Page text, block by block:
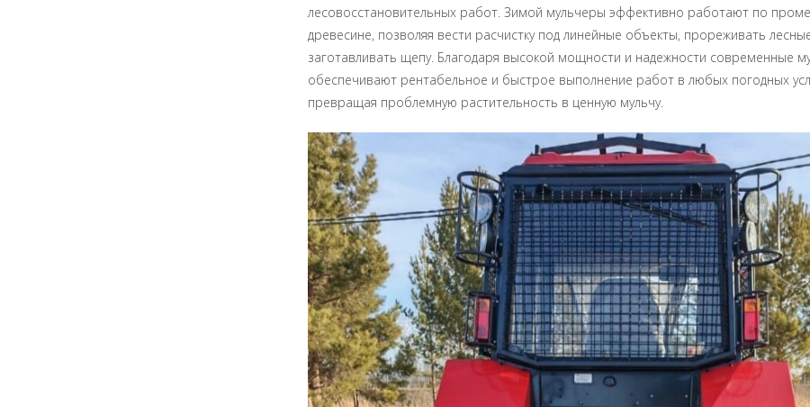
лесовосстановительных работ. Зимой мульчеры эффективно работают по
древесине, позволяя вести расчистку под линейные объекты, прореживать
заготавливать щепу. Благодаря высокой мощности и надежности современные
обеспечивают рентабельное и быстрое выполнение работ в любых погодных
превращая проблемную растительность в ценную мульчу.